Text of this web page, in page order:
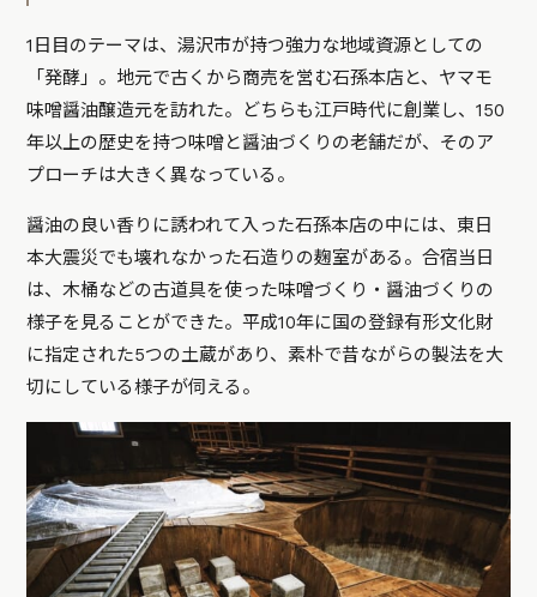
1日目のテーマは、湯沢市が持つ強力な地域資源としての
「発酵」。地元で古くから商売を営む石孫本店と、ヤマモ
味噌醤油醸造元を訪れた。どちらも江戸時代に創業し、150
年以上の歴史を持つ味噌と醤油づくりの老舗だが、そのア
プローチは大きく異なっている。
醤油の良い香りに誘われて入った石孫本店の中には、東日
本大震災でも壊れなかった石造りの麹室がある。合宿当日
は、木桶などの古道具を使った味噌づくり・醤油づくりの
様子を見ることができた。平成10年に国の登録有形文化財
に指定された5つの土蔵があり、素朴で昔ながらの製法を大
切にしている様子が伺える。